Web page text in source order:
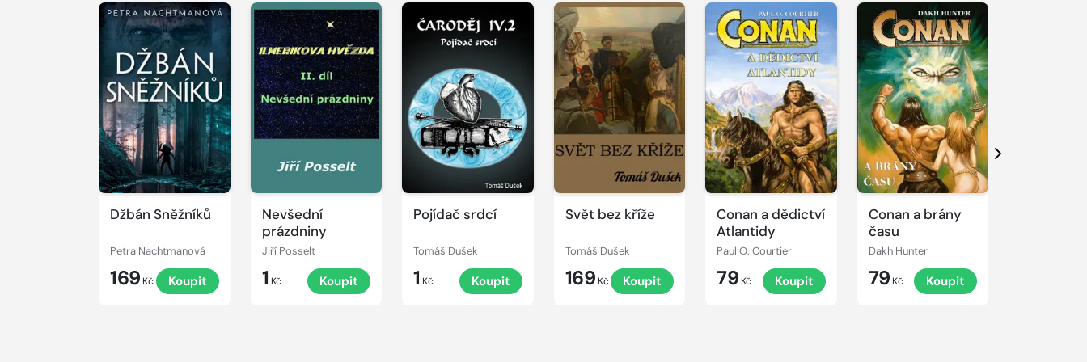
Džbán Sněžníků
Petra Nachtmanová
169 Kč Koupit
Nevšední
prázdniny
Jiří Posselt
1 Kč Koupit
Pojídač srdcí
Tomáš Dušek
1 Kč Koupit
Svět bez kříže
Tomáš Dušek
169 Kč Koupit
Conan a dědictví
Atlantidy
Paul O. Courtier
79 Kč Koupit
Conan a brány
času
Dakh Hunter
79 Kč Koupit
Další